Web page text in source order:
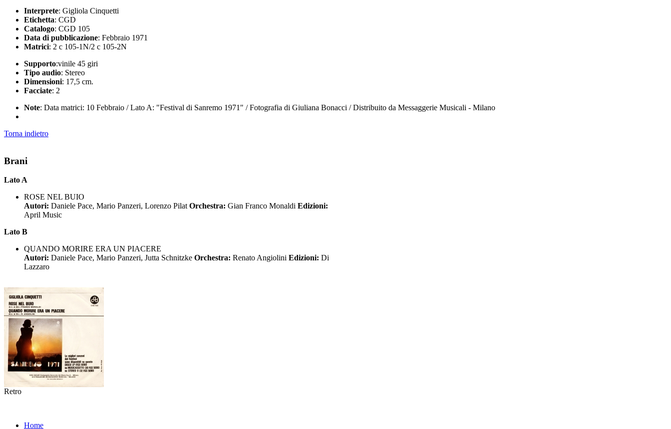
Interprete: Gigliola Cinquetti
Etichetta: CGD
Catalogo: CGD 105
Data di pubblicazione: Febbraio 1971
Matrici: 2 c 105-1N/2 c 105-2N
Supporto:vinile 45 giri
Tipo audio: Stereo
Dimensioni: 17,5 cm.
Facciate: 2
Note: Data matrici: 10 Febbraio / Lato A: "Festival di Sanremo 1971" / Fotografia di Giuliana Bonacci / Distribuito da Messaggerie Musicali - Milano
Torna indietro
Brani
Lato A
ROSE NEL BUIO
Autori: Daniele Pace, Mario Panzeri, Lorenzo Pilat Orchestra: Gian Franco Monaldi Edizioni:
April Music
Lato B
QUANDO MORIRE ERA UN PIACERE
Autori: Daniele Pace, Mario Panzeri, Jutta Schnitzke Orchestra: Renato Angiolini Edizioni: Di
Lazzaro
Retro
Home